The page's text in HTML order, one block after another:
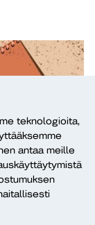
teknologioita,
antaa meille